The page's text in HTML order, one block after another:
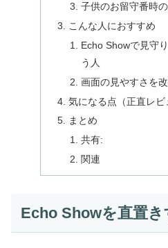
子供のお留守番時
こんな人におすすめ
Echo Showで見守
う人
画面の見やすさを
気になる点（正直レビ
まとめ
共有:
関連
Echo Showを直置